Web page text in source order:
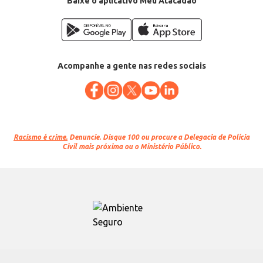
Acompanhe a gente nas redes sociais
Racismo é crime. Denuncie. Disque 100 ou procure a Delegacia de Polícia
Civil mais próxima ou o Ministério Público.